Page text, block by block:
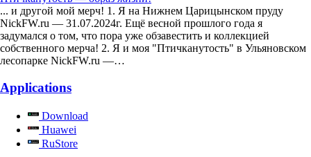
... и другой мой мерч! 1. Я на Нижнем Царицынском пруду
NickFW.ru — 31.07.2024г. Ещё весной прошлого года я
задумался о том, что пора уже обзавестить и коллекцией
собственного мерча! 2. Я и моя "Птичканутость" в Ульяновском
лесопарке NickFW.ru —…
Applications
Download
Huawei
RuStore